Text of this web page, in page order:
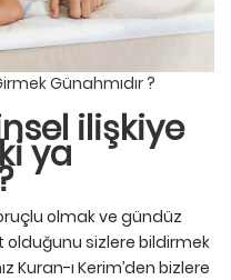
Günahmıdır ?
ilişkiye
ya
olmak ve gündüz
olduğunu sizlere bildirmek
Kuran-ı Kerim’den bizlere